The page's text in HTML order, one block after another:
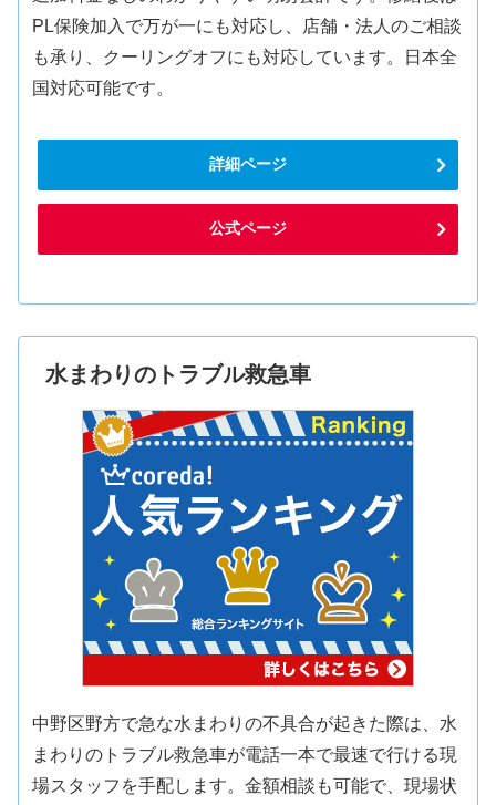
PL保険加入で万が一にも対応し、店舗・法人のご相談
も承り、クーリングオフにも対応しています。日本全
国対応可能です。
詳細ページ
公式ページ
水まわりのトラブル救急車
中野区野方で急な水まわりの不具合が起きた際は、水
まわりのトラブル救急車が電話一本で最速で行ける現
場スタッフを手配します。金額相談も可能で、現場状